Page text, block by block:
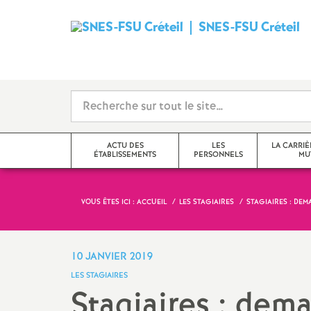
SNES-FSUCréteil
i
c
ACTU DES
ÉTABLISSEMENTS
Seine-Saint-Denis
LES
PERSONNELS
documentalistes
LA
VOUS ÊTES ICI : ACCUEIL LES STAGIAIRES STAGIAIRES :
10 JANVIER 2019
LES STAGIAIRES